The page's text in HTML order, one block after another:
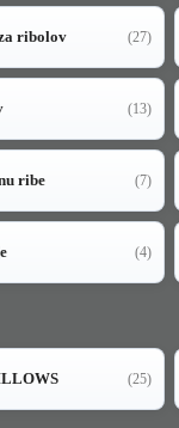
ribolov (27)
(13)
ribe (7)
(4)
(25)